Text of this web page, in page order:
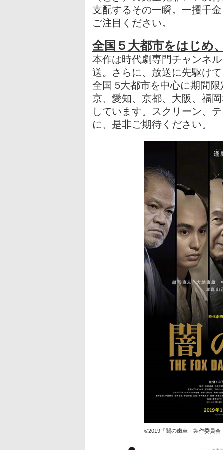
支配するその一瞬。一攫千
ご注目ください。
全国５大都市をはじめ
本作は時代劇専門チャンネ
送。さらに、放送に先駆け
全国 5大都市を中心に期間
京、愛知、京都、大阪、福
しています。スクリーン、
に、是非ご期待ください。
©2019「闇の歯車」製作委員会